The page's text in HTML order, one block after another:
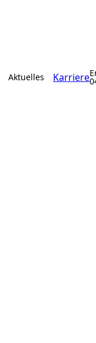
Aktuelles Karriere